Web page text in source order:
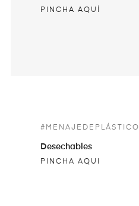
PINCHA AQUÍ
#MENAJEDEPLÁSTICO
Desechables
PINCHA AQUI